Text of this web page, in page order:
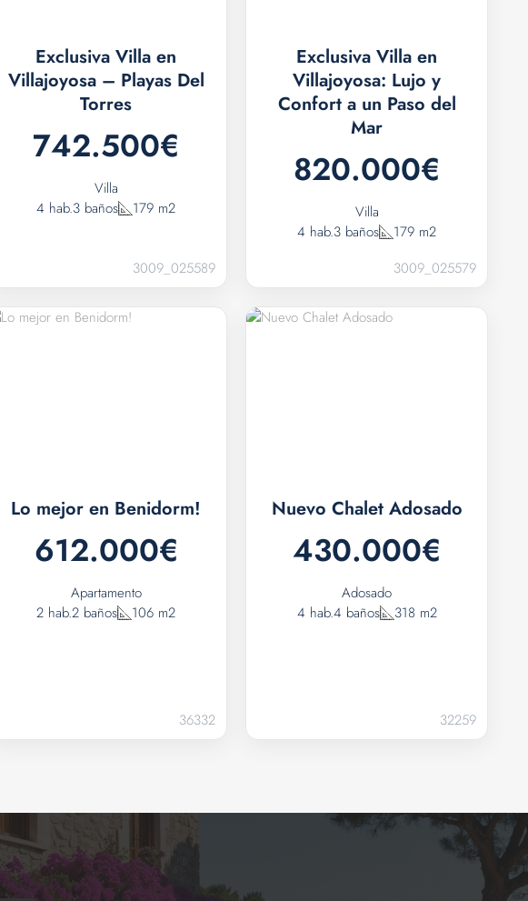
Exclusiva Villa en
Villajoyosa – Playas Del
Torres
742.500€
Villa
4 hab.3 baños 179 m2
3009_025589
Exclusiva Villa en
Villajoyosa: Lujo y
Confort a un Paso del
Mar
820.000€
Villa
4 hab.3 baños
179 m2
3009_025579
Lo mejor en Benidorm!
612.000€
Apartamento
2 hab.2 baños 106 m2
36332
Nuevo Chalet Adosado
430.000€
Adosado
4 hab.4 baños 318 m2
32259